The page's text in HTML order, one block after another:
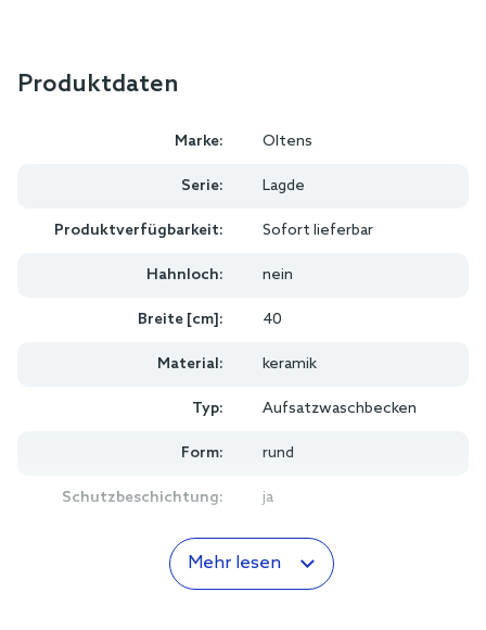
Produktdaten
Marke: Oltens
Serie: Lagde
Produktverfügbarkeit: Sofort lieferbar
Hahnloch: nein
Breite [cm]: 40
Material: keramik
Typ: Aufsatzwaschbecken
Form: rund
Schutzbeschichtung: ja
Mehr lesen